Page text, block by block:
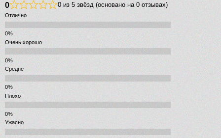
0 0 из 5 звёзд (основано на 0 отзывах)
Отлично
Очень хорошо
Средне
Плохо
Ужасно